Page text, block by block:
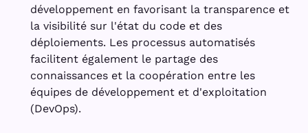
développement en favorisant la transparence et
la visibilité sur l'état du code et des
déploiements. Les processus automatisés
facilitent également le partage des
connaissances et la coopération entre les
équipes de développement et d'exploitation
(DevOps).